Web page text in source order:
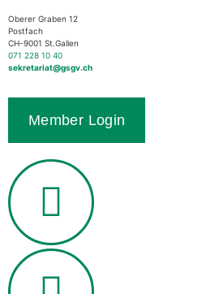
Oberer Graben 12
Postfach
CH-9001 St.Gallen
071 228 10 40
sekretariat@gsgv.ch
Member Login